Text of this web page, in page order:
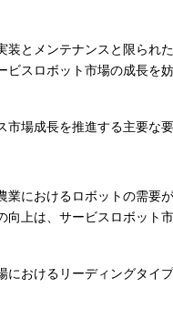
装とメンテナンスと限られ
ビスロボット市場の成長を
市場成長を推進する主要な
業におけるロボットの需要
向上は、サービスロボット
におけるリーディングタイ